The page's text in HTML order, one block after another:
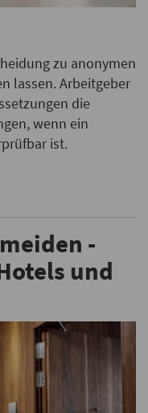
zu anonymen
lassen. Arbeitgeber
die
wenn ein
ist.
-
und